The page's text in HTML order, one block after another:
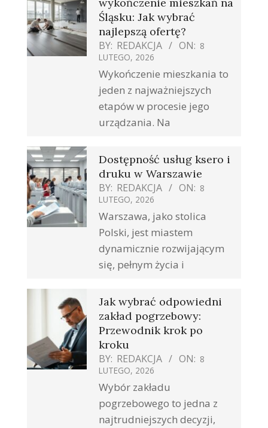
wykończenie mieszkań na
Śląsku: Jak wybrać
najlepszą ofertę?
BY: REDAKCJA ON: 8
LUTEGO, 2026
Wykończenie mieszkania to
jeden z najważniejszych
etapów w procesie jego
urządzania. Na
Dostępność usług ksero i
druku w Warszawie
BY: REDAKCJA ON: 8
LUTEGO, 2026
Warszawa, jako stolica
Polski, jest miastem
dynamicznie rozwijającym
się, pełnym życia i
Jak wybrać odpowiedni
zakład pogrzebowy:
Przewodnik krok po
kroku
BY: REDAKCJA ON: 8
LUTEGO, 2026
Wybór zakładu
pogrzebowego to jedna z
najtrudniejszych decyzji,